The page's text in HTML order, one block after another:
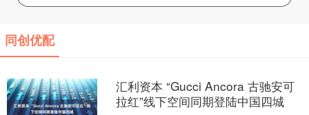
同创优配
汇利资本 “Gucci Ancora 古驰安可
拉红”线下空间同期登陆中国四城